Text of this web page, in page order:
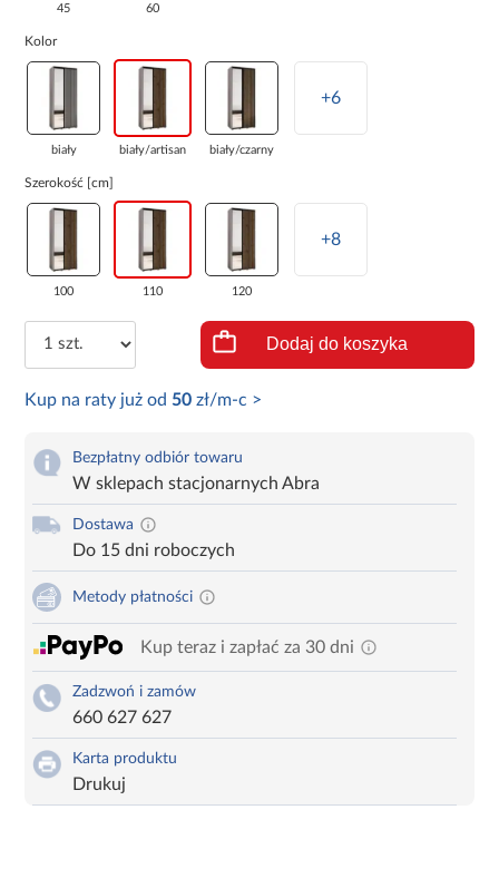
45 60
Kolor
biały biały/artisan biały/czarny
+6
Szerokość [cm]
100 110 120
+8
Dodaj do koszyka
Kup na raty już od 50 zł/m-c >
Bezpłatny odbiór towaru
W sklepach stacjonarnych Abra
Dostawa
Do 15 dni roboczych
Metody płatności
Kup teraz i zapłać za 30 dni
Zadzwoń i zamów
660 627 627
Karta produktu
Drukuj